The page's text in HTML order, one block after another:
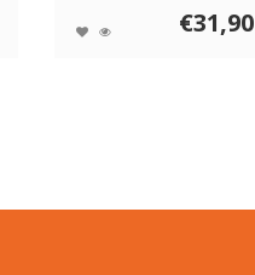
€31,90